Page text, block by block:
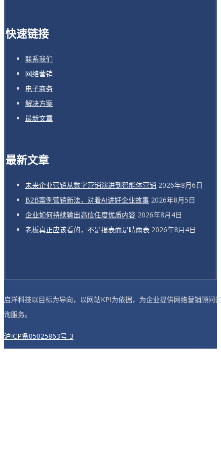
快速链接
联系我们
网络营销
电子商务
解决方案
最新文章
最新文章
未来企业营销从数字营销演进到智能体营销 2026年8月6日
B2B案例营销新法，对着AI讲好企业故事 2026年8月5日
企业如何持续输出高信任度优质内容 2026年8月4日
老板真正应该看的，不是报表而是晴雨表 2026年8月4日
启洋科技以目标为导向，以网站KPI为依据，为企业提供网络营销顾问
询服务。
沪ICP备05025863号-3